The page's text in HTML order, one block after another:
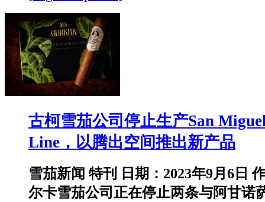
古柯雪茄公司停止生产San
Line，以腾出空间推出新产品
雪茄新闻 特刊 日期：2023年9月6日
尔卡雪茄公司正在停止两条与阿甘诺